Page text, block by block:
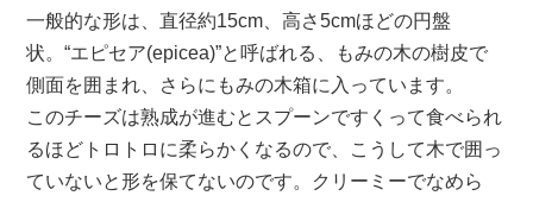
一般的な形は、直径約15cm、高さ5cmほどの円盤
状。“エピセア(epicea)”と呼ばれる、もみの木の樹皮で
側面を囲まれ、さらにもみの木箱に入っています。
このチーズは熟成が進むとスプーンですくって食べられ
るほどトロトロに柔らかくなるので、こうして木で囲っ
ていないと形を保てないのです。クリーミーでなめら